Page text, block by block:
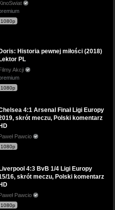
1080p
Historia pewnej miłości (2018)
PL
Akcji
1080p
4:1 Arsenal Finał Ligi Europy
skrót meczu, Polski komentarz
Pawcio
1080p
Liverpool 4:3 BvB 1/4 Ligi Europy
16, skrót meczu, Polski komentarz
HD
Pawcio
1080p